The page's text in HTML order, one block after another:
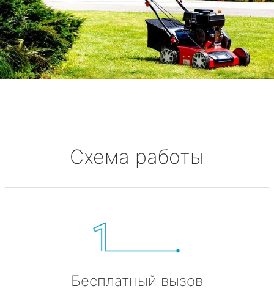
Схема работы
Бесплатный вызов